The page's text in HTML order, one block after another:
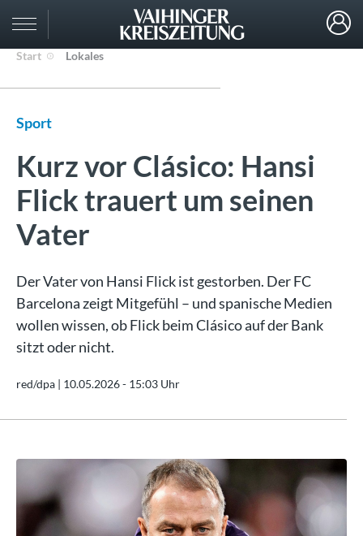
Start Lokales
Sport
Kurz vor Clásico: Hansi
Flick trauert um seinen
Vater
Der Vater von Hansi Flick ist gestorben. Der FC
Barcelona zeigt Mitgefühl – und spanische Medien
wollen wissen, ob Flick beim Clásico auf der Bank
sitzt oder nicht.
red/dpa | 10.05.2026 - 15:03 Uhr